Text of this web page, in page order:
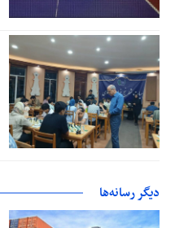
دیگر رسانه‌ها